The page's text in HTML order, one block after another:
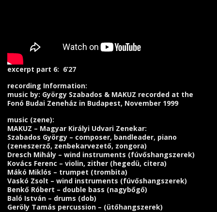
excerpt part 6: 6’27
recording Information:
music by: György Szabados & MAKUZ recorded at the
Fonó Budai Zeneház in Budapest, November 1999
music (zene):
MAKUZ – Magyar Királyi Udvari Zenekar:
Szabados György – composer, bandleader, piano
(zeneszerző, zenbekarvezető, zongora)
Dresch Mihály – wind instruments (fúvőshangszerek)
Kovács Ferenc – violin, zither (hegedü, citera)
Mákó Miklós – trumpet (trombita)
Vaskó Zsolt – wind instruments (fúvőshangszerek)
Benkő Róbert – double bass (nagybőgő)
Baló István – drums (dob)
Geröly Tamás percussion – (ütőhangszerek)